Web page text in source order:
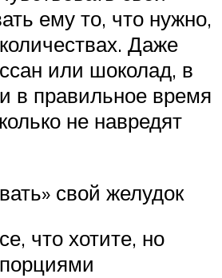
ему то, что нужно,
Даже
или шоколад, в
в правильное время
не навредят
свой желудок
что хотите, но